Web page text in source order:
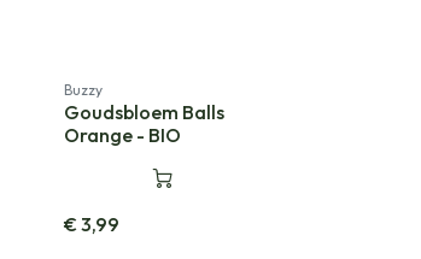
Buzzy
Goudsbloem Balls
Orange - BIO
€3,99